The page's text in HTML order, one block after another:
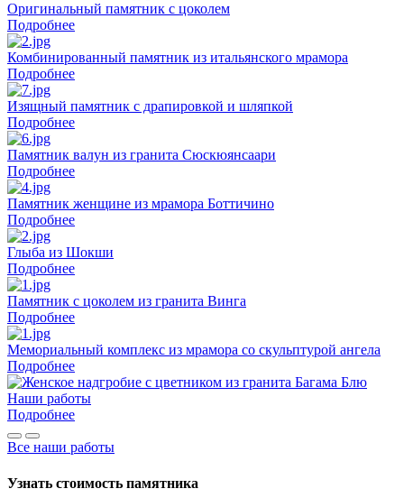
Оригинальный памятник с цоколем
Подробнее
Комбинированный памятник из итальянского мрамора
Подробнее
Изящный памятник с драпировкой и шляпкой
Подробнее
Памятник валун из гранита Сюскюянсаари
Подробнее
Памятник женщине из мрамора Боттичино
Подробнее
Глыба из Шокши
Подробнее
Памятник с цоколем из гранита Винга
Подробнее
Мемориальный комплекс из мрамора со скульптурой ангела
Подробнее
Наши работы
Подробнее
Все наши работы
Узнать стоимость памятника